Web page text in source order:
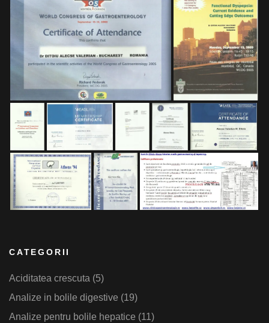
CATEGORII
Aciditatea crescuta (5)
Analize in bolile digestive (19)
Analize pentru bolile hepatice (11)